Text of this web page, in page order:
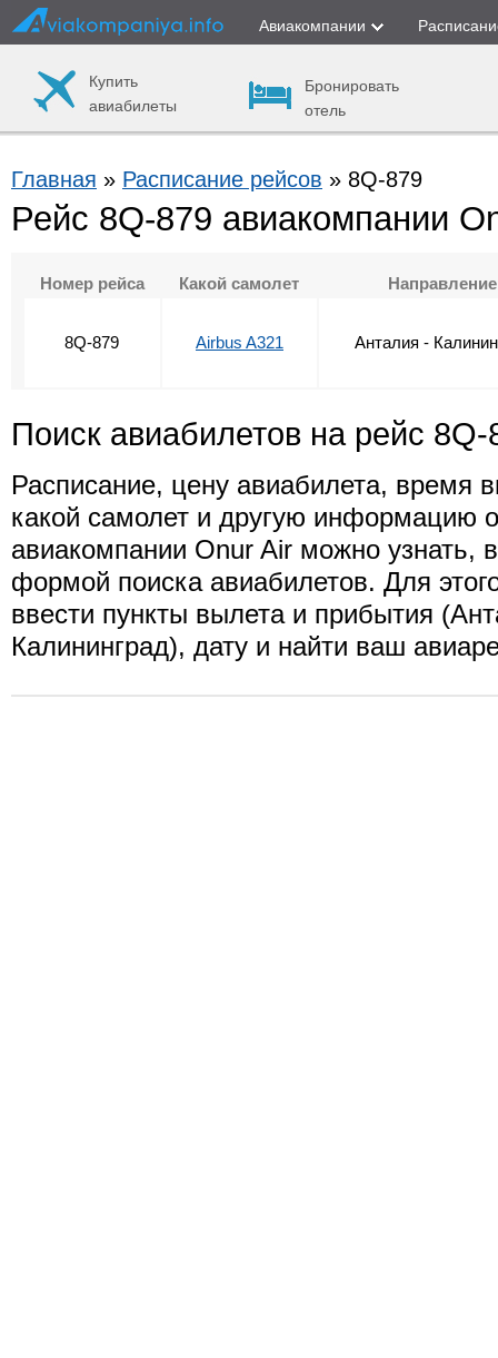
Авиакомпании
Купить
авиабилеты
Бронировать
отель
Главная » Расписание рейсов » 8Q-879
Рейс 8Q-879 авиакомпании
Номер рейса Какой самолет Направление
8Q-879 Airbus A321 Анталия -
Поиск авиабилетов на рейс 8Q-
Расписание, цену авиабилета, время
какой самолет и другую информацию
авиакомпании Onur Air можно узнать,
формой поиска авиабилетов. Для
ввести пункты вылета и прибытия
Калининград), дату и найти ваш